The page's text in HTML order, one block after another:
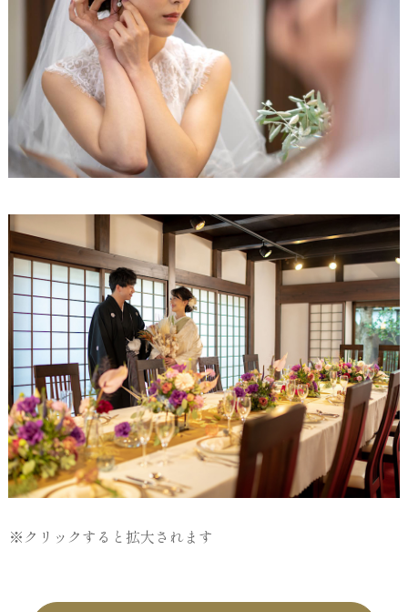
※クリックすると拡大されます